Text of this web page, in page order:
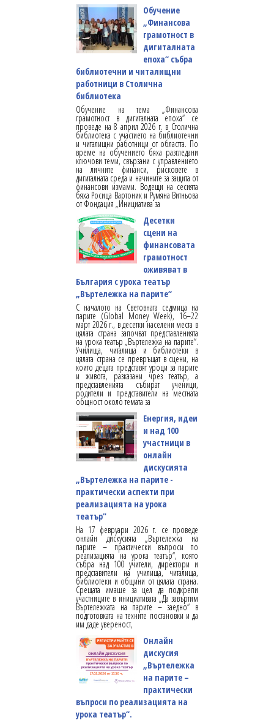
Обучение
„Финансова
грамотност в
дигиталната
епоха“ събра
библиотечни и читалищни
работници в Столична
библиотека
Обучение на тема „Финансова
грамотност в дигиталната епоха“ се
проведе на 8 април 2026 г. в Столична
библиотека с участието на библиотечни
и читалищни работници от областта. По
време на обучението бяха разгледани
ключови теми, свързани с управлението
на личните финанси, рисковете в
дигиталната среда и начините за защита от
финансови измами. Водещи на сесията
бяха Росица Вартоник и Румяна Витньова
от Фондация „Инициатива за
Десетки
сцени на
финансовата
грамотност
оживяват в
България с урока театър
„Въртележка на парите“
С началото на Световната седмица на
парите (Global Money Week), 16–22
март 2026 г., в десетки населени места в
цялата страна започват представленията
на урока театър „Въртележка на парите“.
Училища, читалища и библиотеки в
цялата страна се превръщат в сцени, на
които децата представят уроци за парите
и живота, разказани чрез театър, а
представленията събират ученици,
родители и представители на местната
общност около темата за
Енергия, идеи
и над 100
участници в
онлайн
дискусията
„Въртележка на парите -
практически аспекти при
реализацията на урока
театър"
На 17 февруари 2026 г. се проведе
онлайн дискусията „Въртележка на
парите – практически въпроси по
реализацията на урока театър“, която
събра над 100 учители, директори и
представители на училища, читалища,
библиотеки и общини от цялата страна.
Срещата имаше за цел да подкрепи
участниците в инициативата „Да завъртим
Въртележката на парите – заедно“ в
подготовката на техните постановки и да
им даде увереност,
Онлайн
дискусия
„Въртележка
на парите –
практически
въпроси по реализацията на
урока театър“.